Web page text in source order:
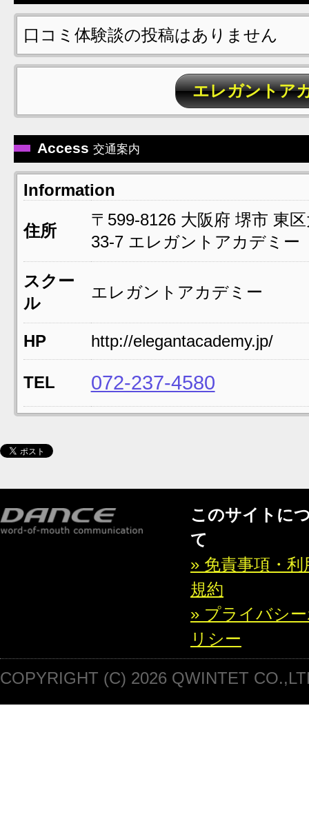
口コミ体験談の投稿はありません
エレガントア
Access 交通案内
Information
住所
〒599-8126 大阪府 堺市 東
33-7エレガントアカデミー
スクー
ル
エレガントアカデミー
HP http://elegantacademy.jp/
TEL 072-237-4580
このサイトに
て
» 免責事項・利
規約
» プライバシ
リシー
COPYRIGHT (C) 2026 QWINTET